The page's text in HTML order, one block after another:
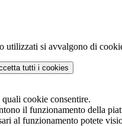
utilizzati si avvalgono di
tutti i cookies
quali cookie consentire.
il funzionamento della
al funzionamento potete